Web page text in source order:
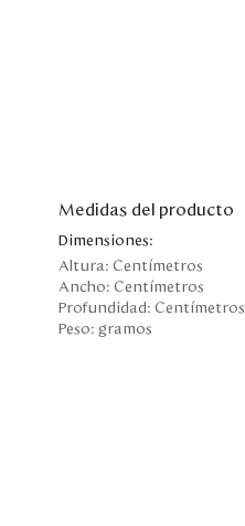
Medidas del producto
Dimensiones:
Altura:Centímetros
Ancho:Centímetros
Profundidad:Centímetros
Peso:gramos